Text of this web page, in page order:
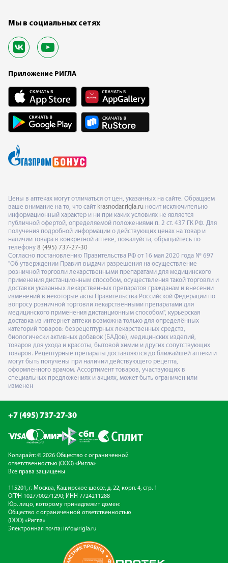
Мы в социальных сетях
Приложение РИГЛА
Цены в аптеках могут отличаться от цен, указанных на сайте. Обращаем
ваше внимание на то, что сайт krasnodar.rigla.ru носит исключительно
информационный характер и ни при каких условиях не является
публичной офертой, определяемой положениями п. 2 ст. 437 ГК РФ. Для
получения подробной информации о действующих ценах на товар и
наличии товара в конкретной аптеке, пожалуйста, обращайтесь по
телефону 8 (495) 737-27-30
Согласно постановлению Правительства РФ от 16 мая 2020 года № 697
"Об утверждении Правил выдачи разрешения на осуществление
розничной торговли лекарственными препаратами для медицинского
применения дистанционным способом, осуществления такой торговли и
доставки указанных лекарственных препаратов гражданам и внесении
изменений в некоторые акты Правительства Российской Федерации по
вопросу розничной торговли лекарственными препаратами для
медицинского применения дистанционным способом", курьерская
доставка из интернет-аптеки возможна только для определённых
категорий товаров: безрецептурных лекарственных средств,
биологически активных добавок (БАДов), медицинских изделий,
товаров для ухода и красоты, бытовой химии и других сопутствующих
товаров. Рецептурные препараты доставляются до ближайшей аптеки и
могут быть получены при наличии действующего рецепта,
оформленного врачом. Ассортимент товаров, участвующих в
специальных предложениях и акциях, может быть ограничен или
изменен
+7 (495) 737-27-30
Копирайт: © 2026 Общество с ограниченной
ответственностью (ООО) «Ригла»
Все права защищены
115201, г. Москва, Каширское шоссе, д. 22, корп. 4, стр. 1
ОГРН 1027700271290; ИНН 7724211288
Юр. лицо, которому принадлежит домен:
Общество с ограниченной ответственностью
(ООО) «Ригла»
Электронная почта: info@rigla.ru